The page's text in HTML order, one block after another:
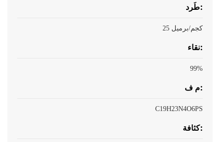
طَرد:
25 كجم/برميل
نقاء:
99%
م ف:
C19H23N4O6PS
كثافة: